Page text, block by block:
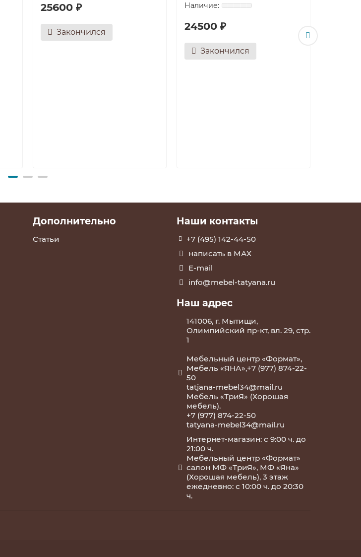
25600 ₽
Закончился 24500 ₽
Закончился
Дополнительно
Статьи
Наши контакты
+7 (495) 142-44-50
написать в МАХ
E-mail
info@mebel-tatyana.ru
Наш адрес
141006, г. Мытищи,
Олимпийский пр-кт, вл. 29, стр.
1
Мебельный центр «Формат»,
Мебель «ЯНА»,+7 (977) 874-22-
50
tatjana-mebel34@mail.ru
Мебель «ТриЯ» (Хорошая
мебель).
+7 (977) 874-22-50
tatyana-mebel34@mail.ru
Интернет-магазин: с 9:00 ч. до
21:00 ч.
Мебельный центр «Формат»
салон МФ «ТриЯ», МФ «Яна»
(Хорошая мебель), 3 этаж
ежедневно: с 10:00 ч. до 20:30
ч.